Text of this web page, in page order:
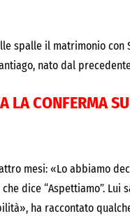
spalle il matrimonio con
nato dal
LA CONFERMA
mesi: «Lo abbiamo
dice “Aspettiamo”. Lui
ha raccontato